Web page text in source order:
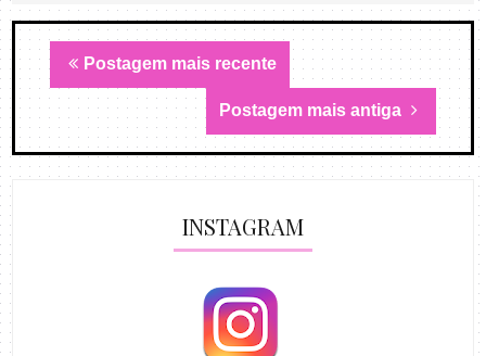
Postagem mais recente
Postagem mais antiga
INSTAGRAM